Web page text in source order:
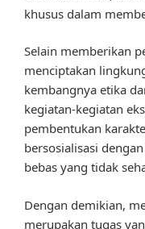
khusus dalam
Selain memberikan
menciptakan
kembangnya etika
kegiatan-kegiatan
pembentukan
bersosialisasi
bebas yang tidak
Dengan demikian,
merupakan tugas